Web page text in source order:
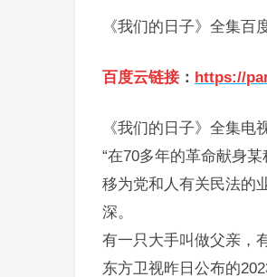
《我们的日子》全集百
百度云链接 ： https://
《我们的日子》全集电
“在70多年的革命献身
移为党和人有关民法的
深。
有一只大手叫做父亲，
东方卫视昨日公布的